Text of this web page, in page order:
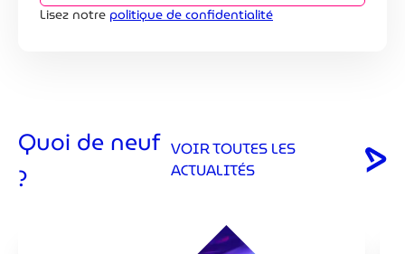
Lisez notre politique de confidentialité
Quoi de neuf
?
VOIR TOUTES LES
ACTUALITÉS